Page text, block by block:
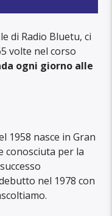
di Radio Bluetu, ci
volte nel corso
ogni giorno alle
1958 nasce in Gran
conosciuta per la
nel 1978 con